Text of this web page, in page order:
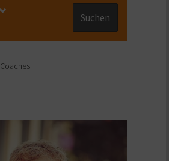
Suchen
Coaches